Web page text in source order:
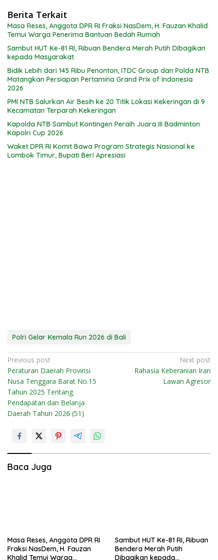
Berita Terkait
Masa Reses, Anggota DPR RI Fraksi NasDem, H. Fauzan Khalid
Temui Warga Penerima Bantuan Bedah Rumah
Sambut HUT Ke-81 RI, Ribuan Bendera Merah Putih Dibagikan
kepada Masyarakat
Bidik Lebih dari 145 Ribu Penonton, ITDC Group dan Polda NTB
Matangkan Persiapan Pertamina Grand Prix of Indonesia
2026
PMI NTB Salurkan Air Besih ke 20 Titik Lokasi Kekeringan di 9
Kecamatan Terparah Kekeringan
Kapolda NTB Sambut Kontingen Peraih Juara III Badminton
Kapolri Cup 2026
Waket DPR RI Komit Bawa Program Strategis Nasional ke
Lombok Timur, Bupati Beri Apresiasi
Polri Gelar Kemala Run 2026 di Bali
N
a
v
i
g
i
p
Previous post
Peraturan Daerah Provinsi
Nusa Tenggara Barat No.15
Tahun 2025 Tentang
Pendapatan dan Belanja
Daerah Tahun 2026 (51)
Next post
Rahasia Keberanian Iran
Lawan Agresor
Baca Juga
Masa Reses, Anggota DPR RI
Fraksi NasDem, H. Fauzan
Khalid Temui Warga
Sambut HUT Ke-81 RI, Ribuan
Bendera Merah Putih
Dibagikan kepada